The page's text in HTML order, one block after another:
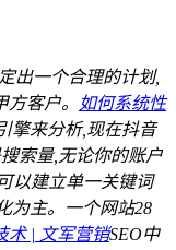
出一个合理的计划,
客户。
如何系统性
擎来分析,现在抖音
索量,无论你的账户
以建立单一关键词
为主。一个网站28
术 | 文军营销SEO中